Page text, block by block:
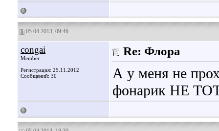
05.04.2013, 09:46
congai
Member
Регистрация: 25.11.2012
Сообщений: 30
Re: Флора
А у меня не
фонарик НЕ